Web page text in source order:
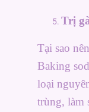
Trị
Tại sao
Baking
loại
trùng, làm